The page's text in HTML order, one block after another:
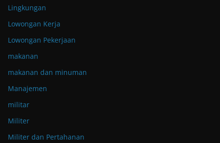
Lingkungan
Lowongan Kerja
Lowongan Pekerjaan
makanan
makanan dan minuman
Manajemen
militar
Militer
Militer dan Pertahanan